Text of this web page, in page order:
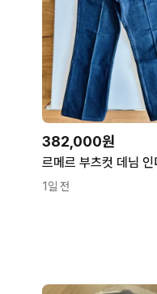
382,000원
1일 전